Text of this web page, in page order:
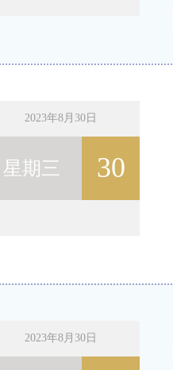
2023年8月30日
星期三 30
2023年8月30日